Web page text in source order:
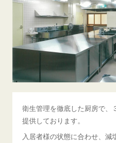
衛生管理を徹底した厨房で、
提供しております。
入居者様の状態に合わせ、減